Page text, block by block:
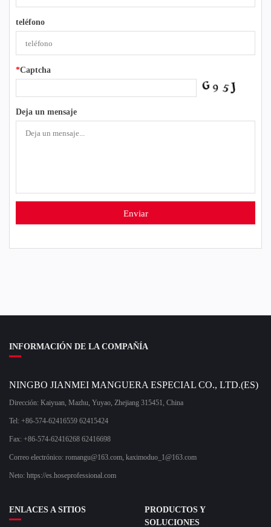
teléfono
*Captcha
Deja un mensaje
INFORMACIÓN DE LA COMPAÑÍA
NINGBO JIANMEI MANGUERA ESPECIAL CO., LTD.(ES)
Dirección: Kaiyuan, Mazhu, Yuyao, Zhejiang 315451, China
Tel: +86-574-62416559 62415424
Fax: +86-574-62416268 62416698
Correo electrónico: romangu@163.com, kaximoduo_1@163.com
Neto: https://es.hoseprofessional.com
ENLACES A SITIOS
PRODUCTOS Y
SOLUCIONES